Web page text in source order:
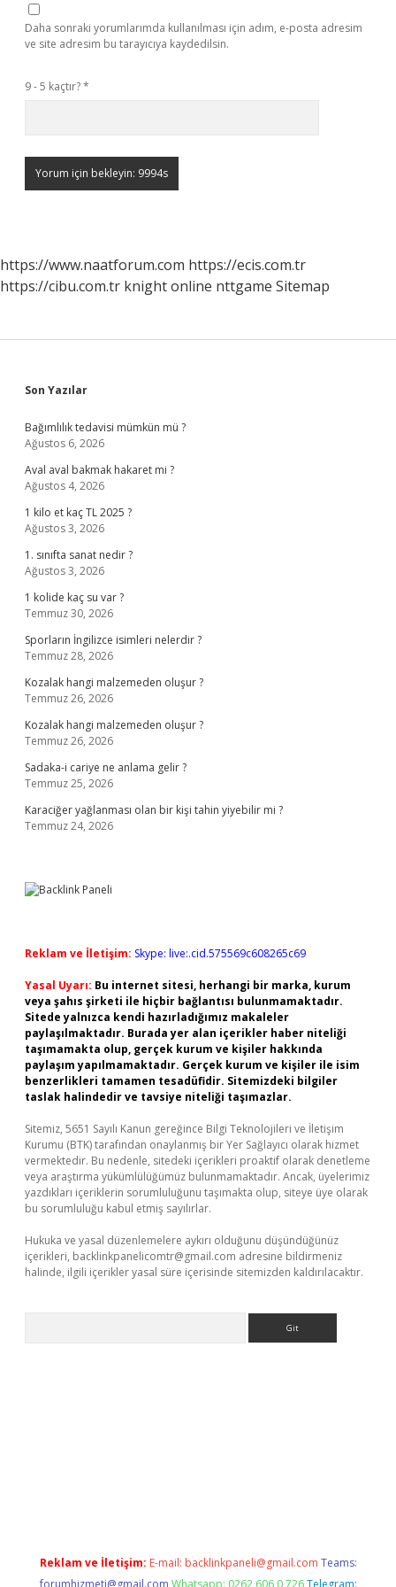
Daha sonraki yorumlarımda kullanılması için adım, e-posta adresim
ve site adresim bu tarayıcıya kaydedilsin.
9 - 5 kaçtır?*
https://www.naatforum.com https://ecis.com.tr
https://cibu.com.tr knight online nttgame Sitemap
Sidebar
Son Yazılar
Bağımlılık tedavisi mümkün mü ?
Ağustos 6, 2026
Aval aval bakmak hakaret mi ?
Ağustos 4, 2026
1 kilo et kaç TL 2025 ?
Ağustos 3, 2026
1. sınıfta sanat nedir ?
Ağustos 3, 2026
1 kolide kaç su var ?
Temmuz 30, 2026
Sporların İngilizce isimleri nelerdir ?
Temmuz 28, 2026
Kozalak hangi malzemeden oluşur ?
Temmuz 26, 2026
Kozalak hangi malzemeden oluşur ?
Temmuz 26, 2026
Sadaka-i cariye ne anlama gelir ?
Temmuz 25, 2026
Karaciğer yağlanması olan bir kişi tahin yiyebilir mi ?
Temmuz 24, 2026
Reklam ve İletişim: Skype: live:.cid.575569c608265c69
Yasal Uyarı: Bu internet sitesi, herhangi bir marka, kurum
veya şahıs şirketi ile hiçbir bağlantısı bulunmamaktadır.
Sitede yalnızca kendi hazırladığımız makaleler
paylaşılmaktadır. Burada yer alan içerikler haber niteliği
taşımamakta olup, gerçek kurum ve kişiler hakkında
paylaşım yapılmamaktadır. Gerçek kurum ve kişiler ile isim
benzerlikleri tamamen tesadüfidir. Sitemizdeki bilgiler
taslak halindedir ve tavsiye niteliği taşımazlar.
Sitemiz, 5651 Sayılı Kanun gereğince Bilgi Teknolojileri ve İletişim
Kurumu (BTK) tarafından onaylanmış bir Yer Sağlayıcı olarak hizmet
vermektedir. Bu nedenle, sitedeki içerikleri proaktif olarak denetleme
veya araştırma yükümlülüğümüz bulunmamaktadır. Ancak, üyelerimiz
yazdıkları içeriklerin sorumluluğunu taşımakta olup, siteye üye olarak
bu sorumluluğu kabul etmiş sayılırlar.
Hukuka ve yasal düzenlemelere aykırı olduğunu düşündüğünüz
içerikleri, backlinkpanelicomtr@gmail.com adresine bildirmeniz
halinde, ilgili içerikler yasal süre içerisinde sitemizden kaldırılacaktır.
Reklam ve İletişim: E-mail: backlinkpaneli@gmail.com Teams:
forumhizmeti@gmail.com Whatsapp: 0262 606 0 726 Telegram: